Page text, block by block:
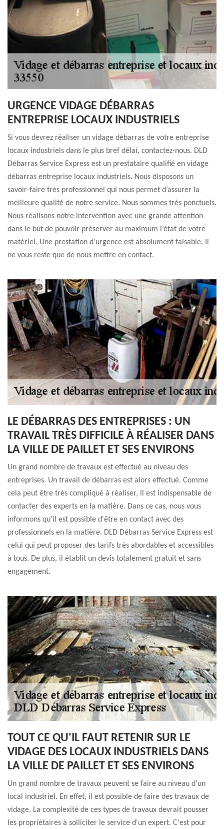
URGENCE VIDAGE DÉBARRAS
ENTREPRISE LOCAUX INDUSTRIELS
Si vous devrez réaliser un vidage débarras de votre entreprise
locaux industriels dans le plus bref délai, contactez-nous. DLD
Débarras Service Express est un prestataire qualifié en vidage
débarras entreprise locaux industriels. Nous disposons un
savoir-faire très professionnel qui nous permet d’assurer la
meilleure qualité de notre service. Nous sommes très ponctuels.
Nous réalisons notre intervention avec une grande attention
dans le but de pouvoir préserver au maximum l’état de votre
matériel. Une prestation d’urgence est absolument faisable. Il
ne vous reste que de nous mettre en contact.
LE DÉBARRAS DES ENTREPRISES : UN
TRAVAIL TRÈS DIFFICILE À RÉALISER DANS
LA VILLE DE PAILLET ET SES ENVIRONS
Un grand nombre de travaux est effectué au niveau des
entreprises. Un travail de débarras est alors effectué. Comme
cela peut être très compliqué à réaliser, il est indispensable de
contacter des experts en la matière. Dans ce cas, nous vous
informons qu'il est possible d'être en contact avec des
professionnels en la matière. DLD Débarras Service Express est
celui qui peut proposer des tarifs très abordables et accessibles
à tous. De plus, il établit un devis totalement gratuit et sans
engagement.
TOUT CE QU'IL FAUT RETENIR SUR LE
VIDAGE DES LOCAUX INDUSTRIELS DANS
LA VILLE DE PAILLET ET SES ENVIRONS
Un grand nombre de travaux peuvent se faire au niveau d'un
local industriel. En effet, il est possible de faire des travaux de
vidage. La complexité de ces types de travaux devrait pousser
les propriétaires à solliciter le service d'un expert. C'est pour